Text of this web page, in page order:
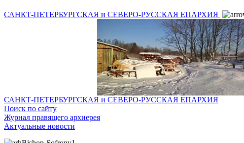
САНКТ-ПЕТЕРБУРГСКАЯ и СЕВЕРО-РУССКАЯ ЕПАРХИЯ
САНКТ-ПЕТЕРБУРГСКАЯ и СЕВЕРО-РУССКАЯ ЕПАРХИЯ
Поиск по сайту
Журнал правящего архиерея
Актуальные новости